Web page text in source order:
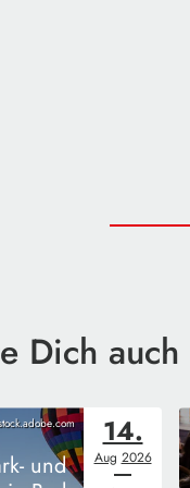
Dich
und
14.
Aug 2026